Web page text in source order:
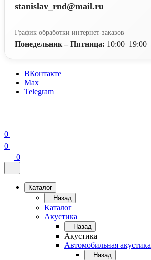
stanislav_rnd@mail.ru
График обработки интернет-заказов
Понедельник – Пятница: 10:00–19:00
ВКонтакте
Max
Telegram
0
0
0
Каталог
Назад
Каталог
Акустика
Назад
Акустика
Автомобильная акустика
Назад